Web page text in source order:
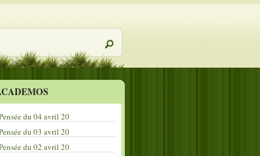
du 04 avril 20
du 03 avril 20
du 02 avril 20